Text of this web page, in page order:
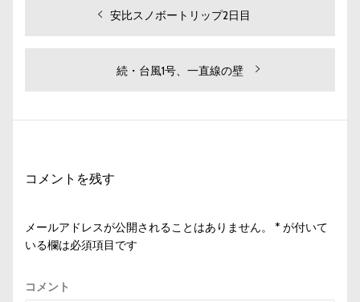
ョ
過
投
安比スノボートリップ2日目
次
稿:
続・台風1号、一直線の壁
コメントを残す
メールアドレスが公開されることはありません。 * が付いて
いる欄は必須項目です
コメント